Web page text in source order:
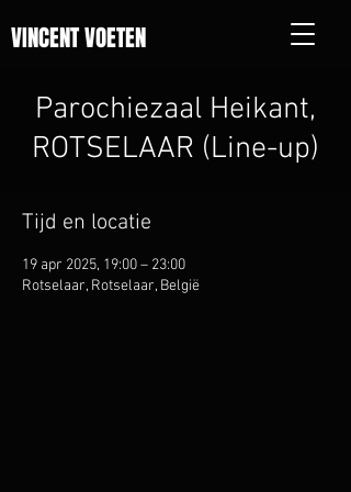
VINCENT VOETEN
Parochiezaal Heikant,
ROTSELAAR (Line-up)
Tijd en locatie
19 apr 2025, 19:00 – 23:00
Rotselaar, Rotselaar, België